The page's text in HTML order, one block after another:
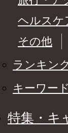
ヘルスケ
その他
ランキン
キーワー
特集・キ